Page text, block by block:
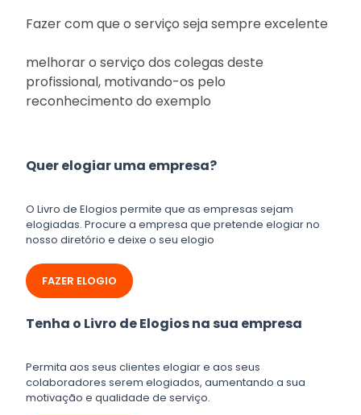
Fazer com que o serviço seja sempre excelente
melhorar o serviço dos colegas deste
profissional, motivando-os pelo
reconhecimento do exemplo
Quer elogiar uma empresa?
O Livro de Elogios permite que as empresas sejam
elogiadas. Procure a empresa que pretende elogiar no
nosso diretório e deixe o seu elogio
FAZER ELOGIO
Tenha o Livro de Elogios na sua empresa
Permita aos seus clientes elogiar e aos seus
colaboradores serem elogiados, aumentando a sua
motivação e qualidade de serviço.